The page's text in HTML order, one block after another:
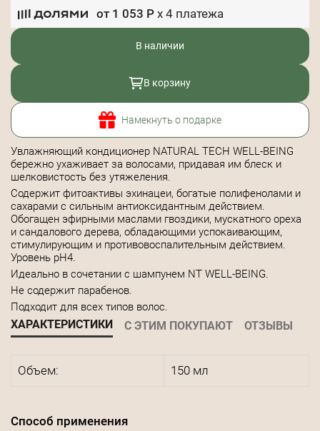
от 1 053 Р x 4 платежа
В наличии
В корзину
Намекнуть о подарке
Увлажняющий кондиционер NATURAL TECH WELL-BEING
бережно ухаживает за волосами, придавая им блеск и
шелковистость без утяжеления.
Содержит фитоактивы эхинацеи, богатые полифенолами и
сахарами с сильным антиоксидантным действием.
Обогащен эфирными маслами гвоздики, мускатного ореха
и сандалового дерева, обладающими успокаивающим,
стимулирующим и противовоспалительным действием.
Уровень pН4.
Идеально в сочетании с шампунем NT WELL-BEING.
Не содержит парабенов.
Подходит для всех типов волос.
ХАРАКТЕРИСТИКИ С ЭТИМ ПОКУПАЮТ ОТЗЫВЫ
Объем: 150 мл
Способ применения